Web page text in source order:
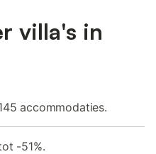
villa's in
accommodaties.
-51%.